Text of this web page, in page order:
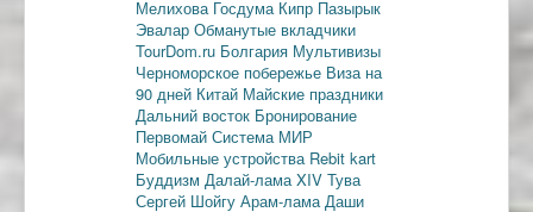
Мелихова Госдума Кипр Пазырык
Эвалар Обманутые вкладчики
TourDom.ru Болгария Мультивизы
Черноморское побережье Виза на
90 дней Китай Майские праздники
Дальний восток Бронирование
Первомай Система МИР
Мобильные устройства Rebit kart
Буддизм Далай-лама XIV Тува
Сергей Шойгу Арам-лама Даши